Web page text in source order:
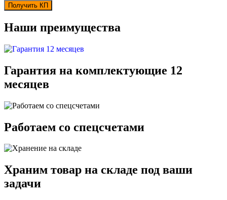
Получить КП
Наши преимущества
Гарантия на комплектующие 12
месяцев
Работаем со спецсчетами
Храним товар на складе под ваши
задачи